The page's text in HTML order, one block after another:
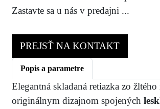
Zastavte sa u nás v predajni ...
PREJSŤ NA KONTAKT
Popis a parametre
Elegantná skladaná retiazka zo žltého
originálnym dizajnom spojených